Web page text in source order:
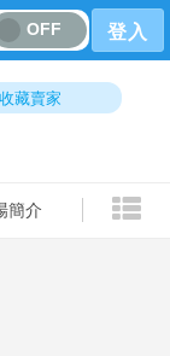
OFF 登入
收藏賣家
簡介
簡介